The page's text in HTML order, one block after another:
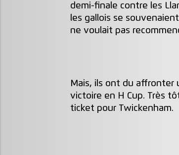
demi-finale contre les
les gallois se
ne voulait pas
Mais, ils ont du affronter
victoire en H Cup. Très
ticket pour Twickenham.